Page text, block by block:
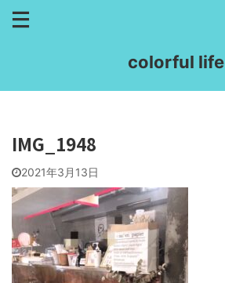
colorful life
IMG_1948
2021年3月13日